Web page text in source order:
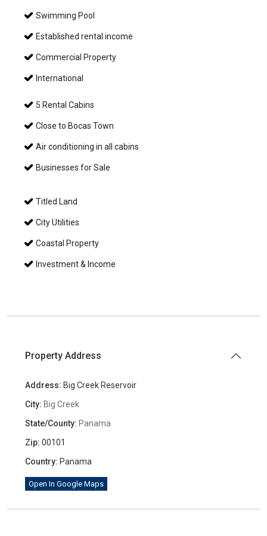
Swimming Pool
Established rental income
Commercial Property
International
5 Rental Cabins
Close to Bocas Town
Air conditioning in all cabins
Businesses for Sale
Titled Land
City Utilities
Coastal Property
Investment & Income
Property Address
Address: Big Creek Reservoir
City: Big Creek
State/County: Panama
Zip: 00101
Country: Panama
Open In Google Maps